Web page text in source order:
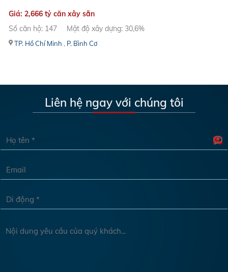
Giá: 2,666 tỷ căn xây sẵn
Số căn hộ: 147
Mật độ xây dựng: 30,6%
TP. Hồ Chí Minh , P. Bình Cơ
Liên hệ ngay với chúng tôi